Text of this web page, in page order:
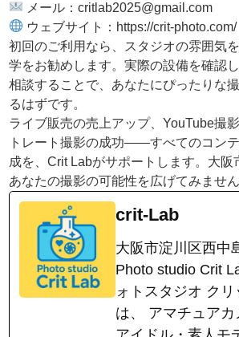
メール：critlab2025@gmail.com
ウェブサイト：https://crit-photo.com/
初回のご利用なら、スタジオの雰囲気
学をお勧めします。実際の設備を確認
相談することで、あなたにぴったりな
るはずです。
ライブ販売の売上アップ、YouTube撮
トレート撮影の成功——すべてのコン
成を、Crit Labがサポートします。大阪
あなたの撮影の可能性を広げてみませ
crit-Lab
大阪市淀川区西中
Photo studio Crit
ォトスタジオ クリ
は、 アマチュア